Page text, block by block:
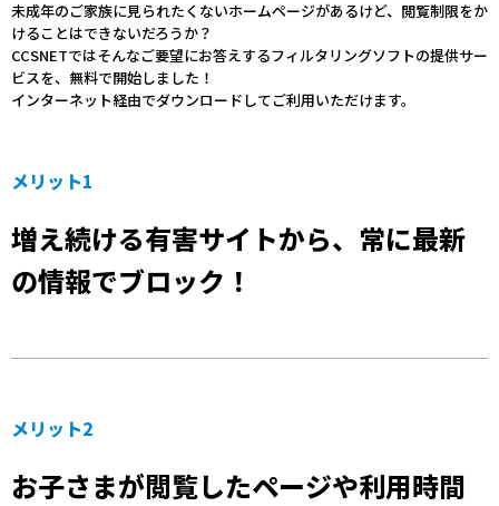
未成年のご家族に見られたくないホームページがあるけど、閲覧制限をか
けることはできないだろうか？
CCSNETではそんなご要望にお答えするフィルタリングソフトの提供サー
ビスを、無料で開始しました！
インターネット経由でダウンロードしてご利用いただけます。
メリット1
増え続ける有害サイトから、常に最新
の情報でブロック！
メリット2
お子さまが閲覧したページや利用時間